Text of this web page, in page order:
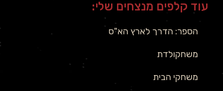
עוד קלפים מנצחים שלי:
הספר: הדרך לארץ הא"ס
משחקולדת
משחקי הבית